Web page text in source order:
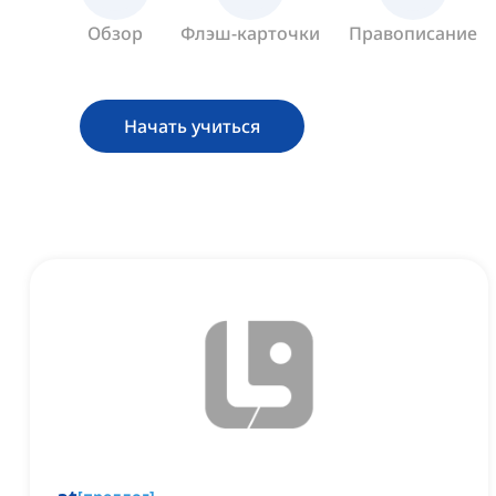
Обзор Флэш-карточки Правописание
Начать учиться